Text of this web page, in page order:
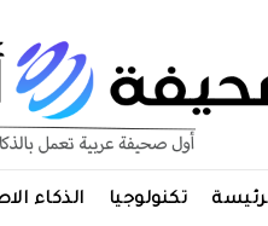
تكنولوجيا الذكاء